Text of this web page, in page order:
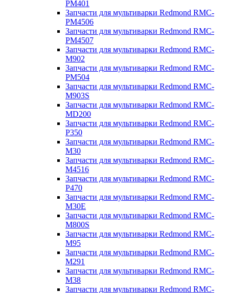
PM401
Запчасти для мультиварки Redmond RMC-
PM4506
Запчасти для мультиварки Redmond RMC-
PM4507
Запчасти для мультиварки Redmond RMC-
M902
Запчасти для мультиварки Redmond RMC-
PM504
Запчасти для мультиварки Redmond RMC-
M903S
Запчасти для мультиварки Redmond RMC-
MD200
Запчасти для мультиварки Redmond RMC-
P350
Запчасти для мультиварки Redmond RMC-
M30
Запчасти для мультиварки Redmond RMC-
M4516
Запчасти для мультиварки Redmond RMC-
P470
Запчасти для мультиварки Redmond RMC-
M30E
Запчасти для мультиварки Redmond RMC-
M800S
Запчасти для мультиварки Redmond RMC-
M95
Запчасти для мультиварки Redmond RMC-
M291
Запчасти для мультиварки Redmond RMC-
M38
Запчасти для мультиварки Redmond RMC-